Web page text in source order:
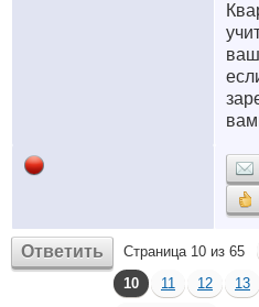
Ответить Страница 10 из 65
10
11 12 13